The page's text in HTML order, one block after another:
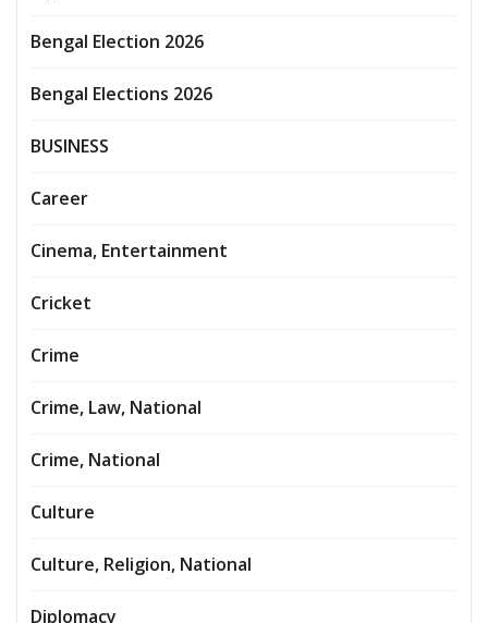
Bengal Election 2026
Bengal Elections 2026
BUSINESS
Career
Cinema, Entertainment
Cricket
Crime
Crime, Law, National
Crime, National
Culture
Culture, Religion, National
Diplomacy